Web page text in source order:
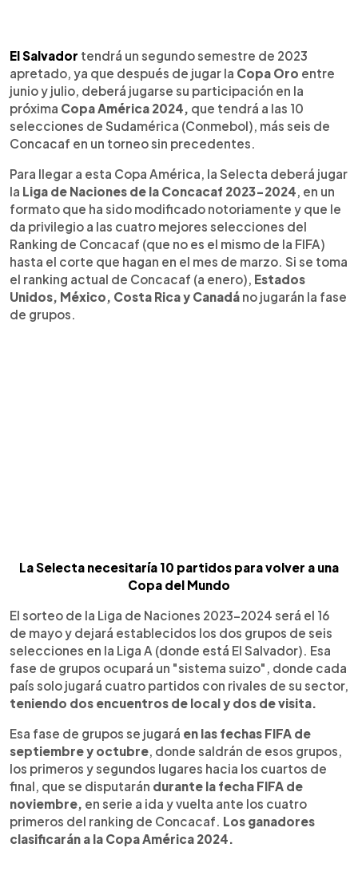
Escuchar artículo
El Salvador tendrá un segundo semestre de 2023
apretado, ya que después de jugar la Copa Oro entre
junio y julio, deberá jugarse su participación en la
próxima Copa América 2024, que tendrá a las 10
selecciones de Sudamérica (Conmebol), más seis de
Concacaf en un torneo sin precedentes.
Para llegar a esta Copa América, la Selecta deberá jugar
la Liga de Naciones de la Concacaf 2023-2024, en un
formato que ha sido modificado notoriamente y que le
da privilegio a las cuatro mejores selecciones del
Ranking de Concacaf (que no es el mismo de la FIFA)
hasta el corte que hagan en el mes de marzo. Si se toma
el ranking actual de Concacaf (a enero), Estados
Unidos, México, Costa Rica y Canadá no jugarán la fase
de grupos.
La Selecta necesitaría 10 partidos para volver a una
Copa del Mundo
El sorteo de la Liga de Naciones 2023-2024 será el 16
de mayo y dejará establecidos los dos grupos de seis
selecciones en la Liga A (donde está El Salvador). Esa
fase de grupos ocupará un "sistema suizo", donde cada
país solo jugará cuatro partidos con rivales de su sector,
teniendo dos encuentros de local y dos de visita.
Esa fase de grupos se jugará en las fechas FIFA de
septiembre y octubre, donde saldrán de esos grupos,
los primeros y segundos lugares hacia los cuartos de
final, que se disputarán durante la fecha FIFA de
noviembre, en serie a ida y vuelta ante los cuatro
primeros del ranking de Concacaf. Los ganadores
clasificarán a la Copa América 2024.